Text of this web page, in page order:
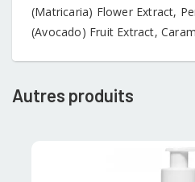
(Matricaria) Flower Extract,
(Avocado) Fruit Extract,
Autres produits